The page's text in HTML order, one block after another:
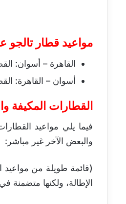
مواعيد قطار
القاهرة – أسوان: القطار رقم 2030، انطلاق الساعة 7 مساءً، وصول
أسوان – القاهرة: القطار رقم 2031، انطلاق الساعة 7 مساءً،
القطارات المكيفة
فيما يلي مواعيد
والبعض الآخر غير مباشر:
(قائمة طويلة من مواعيد
الإطالة، ولكنها متضمنة